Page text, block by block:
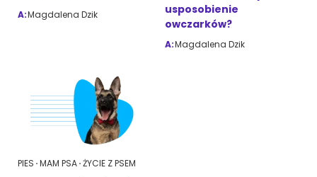
Przyjazne miejsca
ZoociaLove News
A:Magdalena Dzik
usposobienie
owczarków?
A:Magdalena Dzik
PIES MAM PSA ŻYCIE Z PSEM